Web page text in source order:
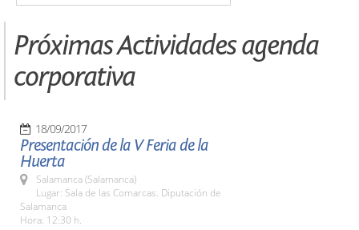
Próximas Actividades agenda
corporativa
18/09/2017
Presentación de la V Feria de la
Huerta
Salamanca (Salamanca)
Lugar: Sala de las Comarcas. Diputación de
Salamanca
Hora: 12:30 h.